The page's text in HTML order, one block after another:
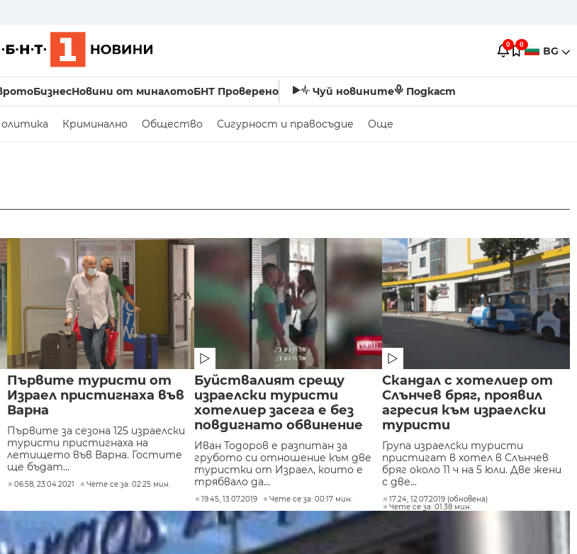
0 0 BG
БизнесНовини от миналотоБНТ Проверено Чуй новините Подкаст
Криминално Общество Сигурност и правосъдие Още
Първите туристи от
Израел пристигнаха във
Варна
Първите за сезона 125 израелски
туристи пристигнаха на
летището във Варна. Гостите
ще бъдат...
06:58, 23.04.2021 Чете се за: 02:25 мин.
Буйствалият срещу
израелски туристи
хотелиер засега е без
повдигнато обвинение
Иван Тодоров е разпитан за
грубото си отношение към две
туристки от Израел, които е
трябвало да...
19:45, 13.07.2019 Чете се за: 00:17 мин.
Скандал с хотелиер от
Слънчев бряг, проявил
агресия към израелски
туристи
Група израелски туристи
пристигат в хотел в Слънчев
бряг около 11 ч на 5 юли. Две жени
с две...
17:24, 12.07.2019 (обновена)
Чете се за: 01:38 мин.